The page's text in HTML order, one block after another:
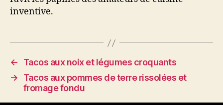
inventive.
←
Tacos aux noix et légumes croquants
→
Tacos aux pommes de terre rissolées et
fromage fondu